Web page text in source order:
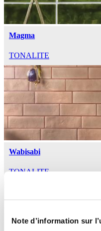
Note d’information sur
Magma
TONALITE
Wabisabi
TONALITE